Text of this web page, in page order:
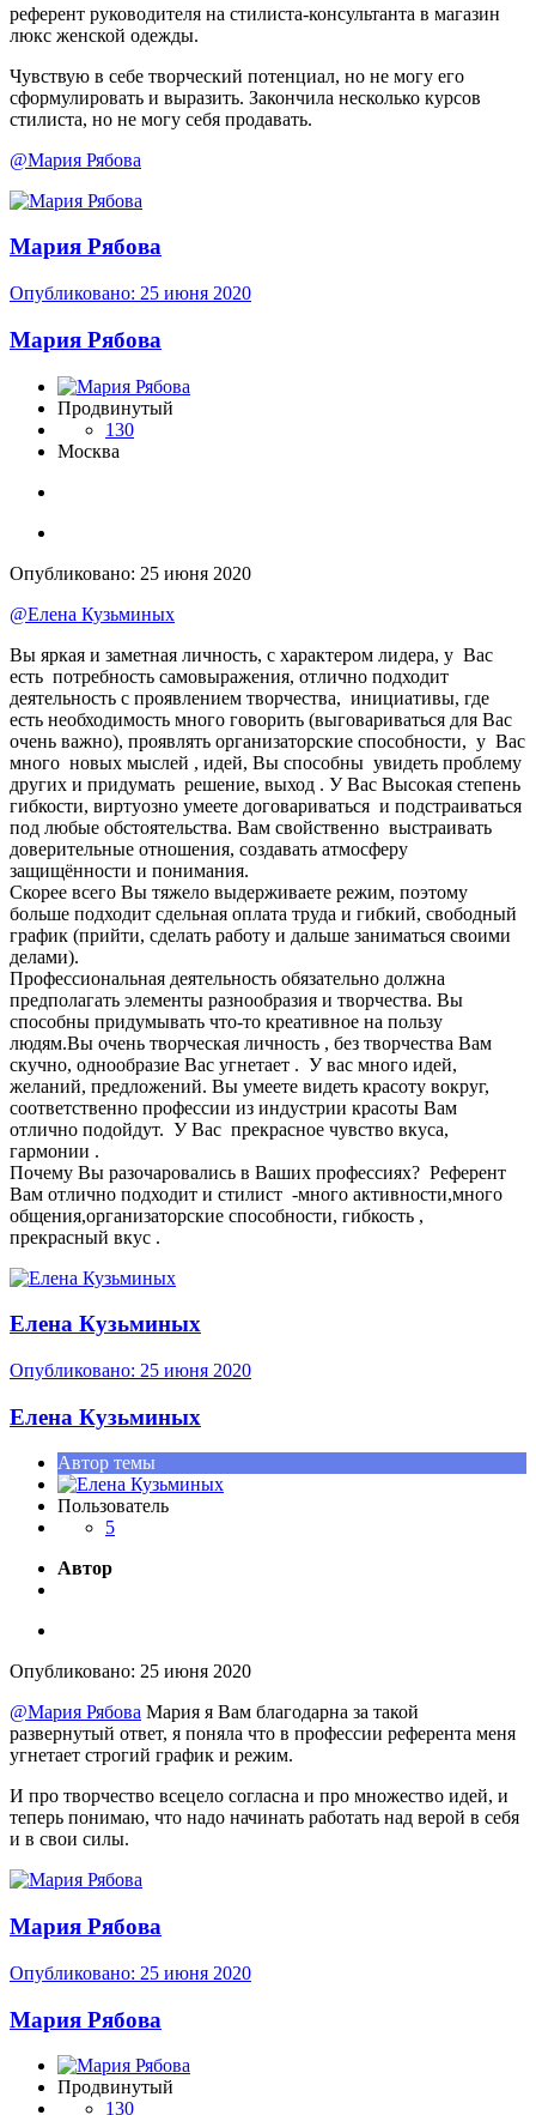
референт руководителя на стилиста-консультанта в магазин
люкс женской одежды.
Чувствую в себе творческий потенциал, но не могу его
сформулировать и выразить. Закончила несколько курсов
стилиста, но не могу себя продавать.
@Мария Рябова
Мария Рябова
Опубликовано: 25 июня 2020
Мария Рябова
Продвинутый
130
Москва
Опубликовано: 25 июня 2020
@Елена Кузьминых
Вы яркая и заметная личность, с характером лидера, у Вас
есть потребность самовыражения, отлично подходит
деятельность с проявлением творчества, инициативы, где
есть необходимость много говорить (выговариваться для Вас
очень важно), проявлять организаторские способности, у Вас
много новых мыслей , идей, Вы способны увидеть проблему
других и придумать решение, выход . У Вас Высокая степень
гибкости, виртуозно умеете договариваться и подстраиваться
под любые обстоятельства. Вам свойственно выстраивать
доверительные отношения, создавать атмосферу
защищённости и понимания.
Скорее всего Вы тяжело выдерживаете режим, поэтому
больше подходит сдельная оплата труда и гибкий, свободный
график (прийти, сделать работу и дальше заниматься своими
делами).
Профессиональная деятельность обязательно должна
предполагать элементы разнообразия и творчества. Вы
способны придумывать что-то креативное на пользу
людям.Вы очень творческая личность , без творчества Вам
скучно, однообразие Вас угнетает . У вас много идей,
желаний, предложений. Вы умеете видеть красоту вокруг,
соответственно профессии из индустрии красоты Вам
отлично подойдут. У Вас прекрасное чувство вкуса,
гармонии .
Почему Вы разочаровались в Ваших профессиях? Референт
Вам отлично подходит и стилист -много активности,много
общения,организаторские способности, гибкость ,
прекрасный вкус .
Елена Кузьминых
Опубликовано: 25 июня 2020
Елена Кузьминых
Автор темы
Пользователь
5
Автор
Опубликовано: 25 июня 2020
@Мария Рябова Мария я Вам благодарна за такой
развернутый ответ, я поняла что в профессии референта меня
угнетает строгий график и режим.
И про творчество всецело согласна и про множество идей, и
теперь понимаю, что надо начинать работать над верой в себя
и в свои силы.
Мария Рябова
Опубликовано: 25 июня 2020
Мария Рябова
Продвинутый
130